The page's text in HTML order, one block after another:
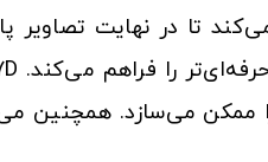
تا در نهایت
ممکن می‌سازد. همچنین